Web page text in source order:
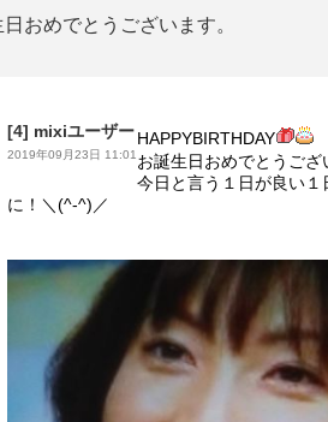
おめでとうございます。
[4] mixiユーザー
2019年09月23日 11:01
HAPPYBIRTHDAY
お誕生日おめでとうござ
今日と言う１日が良い１
に！＼(^-^)／